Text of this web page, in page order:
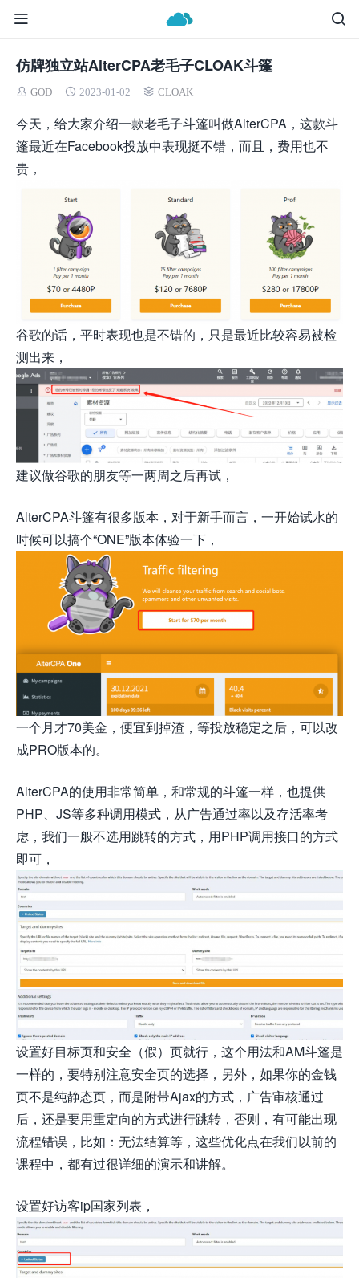
仿牌独立站AlterCPA老毛子CLOAK斗篷
GOD 2023-01-02 CLOAK
今天，给大家介绍一款老毛子斗篷叫做AlterCPA，这款斗
篷最近在Facebook投放中表现挺不错，而且，费用也不
贵，
谷歌的话，平时表现也是不错的，只是最近比较容易被检
测出来，
建议做谷歌的朋友等一两周之后再试，
AlterCPA斗篷有很多版本，对于新手而言，一开始试水的
时候可以搞个“ONE”版本体验一下，
一个月才70美金，便宜到掉渣，等投放稳定之后，可以改
成PRO版本的。
AlterCPA的使用非常简单，和常规的斗篷一样，也提供
PHP、JS等多种调用模式，从广告通过率以及存活率考
虑，我们一般不选用跳转的方式，用PHP调用接口的方式
即可，
设置好目标页和安全（假）页就行，这个用法和AM斗篷是
一样的，要特别注意安全页的选择，另外，如果你的金钱
页不是纯静态页，而是附带Ajax的方式，广告审核通过
后，还是要用重定向的方式进行跳转，否则，有可能出现
流程错误，比如：无法结算等，这些优化点在我们以前的
课程中，都有过很详细的演示和讲解。
设置好访客ip国家列表，